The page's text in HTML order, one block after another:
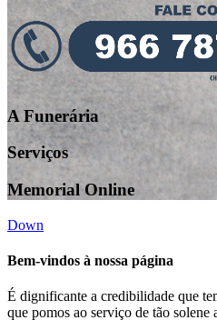
A Funerária
Serviços
Memorial Online
Down
Bem-vindos à nossa página
É dignificante a credibilidade que
que pomos ao serviço de tão solene